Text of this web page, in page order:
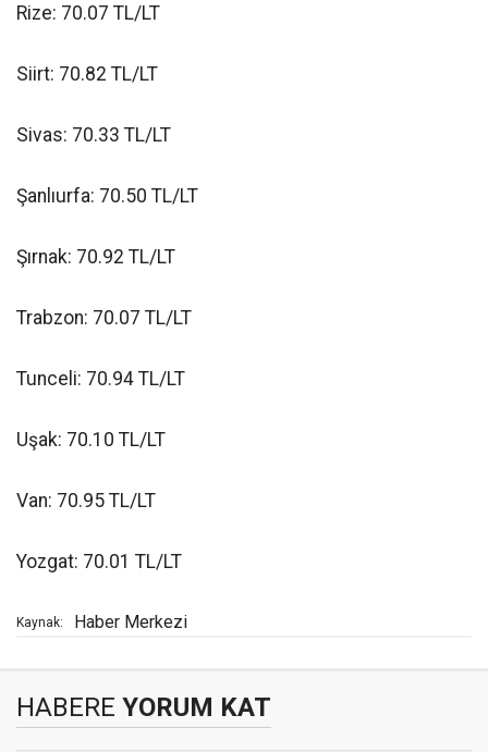
Rize: 70.07 TL/LT
Siirt: 70.82 TL/LT
Sivas: 70.33 TL/LT
Şanlıurfa: 70.50 TL/LT
Şırnak: 70.92 TL/LT
Trabzon: 70.07 TL/LT
Tunceli: 70.94 TL/LT
Uşak: 70.10 TL/LT
Van: 70.95 TL/LT
Yozgat: 70.01 TL/LT
Kaynak: Haber Merkezi
HABERE YORUM KAT